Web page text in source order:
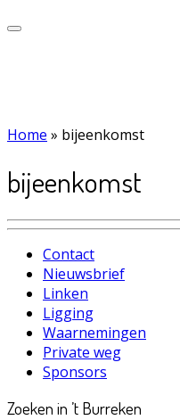
Home » bijeenkomst
bijeenkomst
Contact
Nieuwsbrief
Linken
Ligging
Waarnemingen
Private weg
Sponsors
Zoeken in ’t Burreken